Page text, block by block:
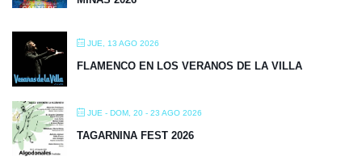
JUE, 13 AGO 2026
FLAMENCO EN LOS VERANOS DE LA VILLA
JUE - DOM, 20 - 23 AGO 2026
TAGARNINA FEST 2026